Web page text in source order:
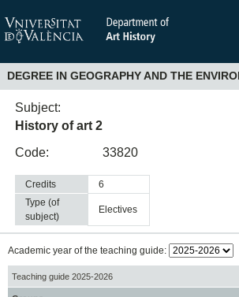
DEGREE IN GEOGRAPHY AND THE
Subject:
History of art 2
Code:
33820
Credits
6
Type (of
subject)
electives
Academic year of the teaching guide:
Teaching guide 2025-2026